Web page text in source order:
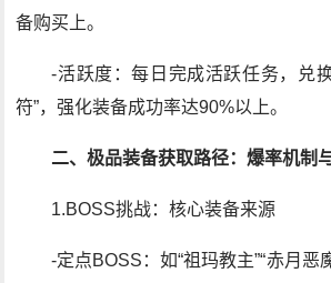
备购买上。
-活跃度：每日完成活跃任务，兑
符”，强化装备成功率达90%以上。
二、极品装备获取路径：爆率机制
1.BOSS挑战：核心装备来源
-定点BOSS：如“祖玛教主”“赤月恶